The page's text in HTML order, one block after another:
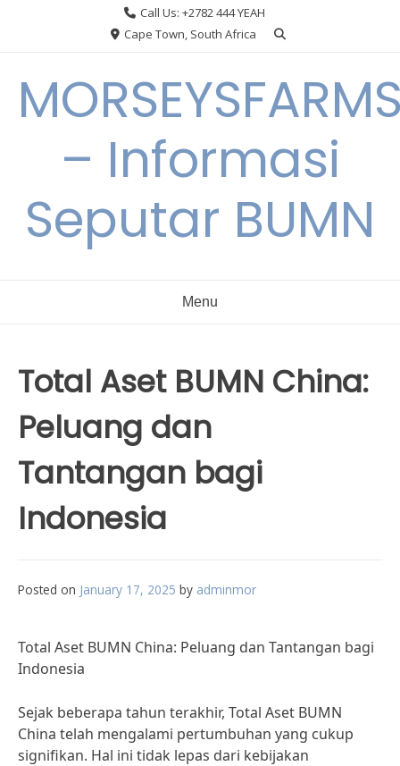
Call Us: +2782 444 YEAH
Cape Town, South Africa
– Informasi
Seputar BUMN
Menu
Total Aset BUMN China:
Peluang dan
Tantangan bagi
Indonesia
Posted on January 17, 2025 by adminmor
Total Aset BUMN China: Peluang dan Tantangan bagi
Indonesia
Sejak beberapa tahun terakhir, Total Aset BUMN
China telah mengalami pertumbuhan yang cukup
signifikan. Hal ini tidak lepas dari kebijakan